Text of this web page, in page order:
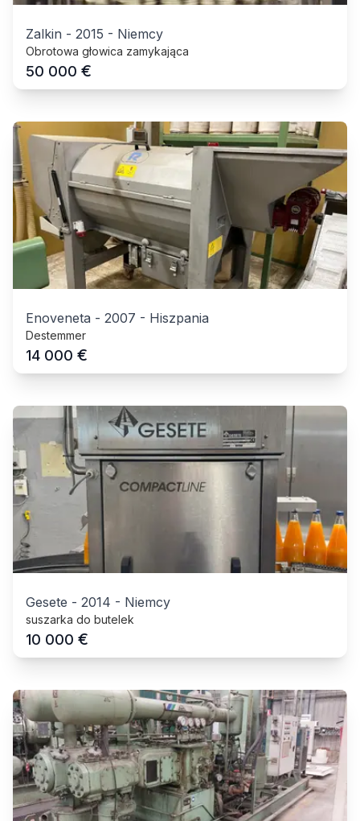
Zalkin - 2015 - Niemcy
Obrotowa głowica zamykająca
50 000 €
Enoveneta - 2007 - Hiszpania
Destemmer
14 000 €
Gesete - 2014 - Niemcy
suszarka do butelek
10 000 €